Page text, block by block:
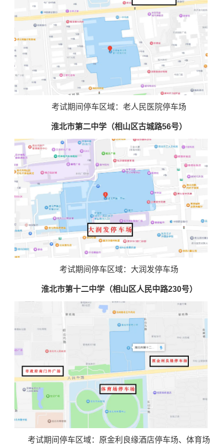
考试期间停车区域：老人民医院停车场
淮北市第二中学（相山区古城路56号）
考试期间停车区域：大润发停车场
淮北市第十二中学（相山区人民中路230号）
考试期间停车区域：原金利良缘酒店停车场、体育场